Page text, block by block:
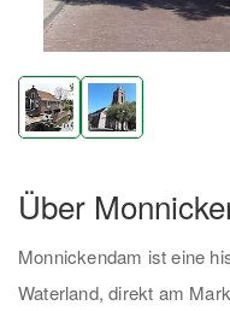
Über
Monnickendam ist eine
Waterland, direkt am